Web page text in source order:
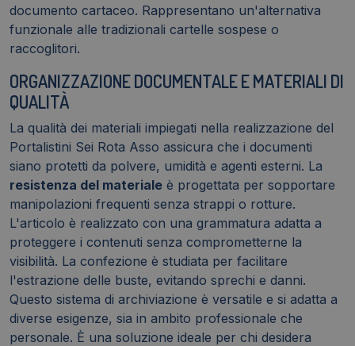
documento cartaceo. Rappresentano un'alternativa
funzionale alle tradizionali cartelle sospese o
raccoglitori.
ORGANIZZAZIONE DOCUMENTALE E MATERIALI DI
QUALITÀ
La qualità dei materiali impiegati nella realizzazione del
Portalistini Sei Rota Asso assicura che i documenti
siano protetti da polvere, umidità e agenti esterni. La
resistenza del materiale è progettata per sopportare
manipolazioni frequenti senza strappi o rotture.
L'articolo è realizzato con una grammatura adatta a
proteggere i contenuti senza comprometterne la
visibilità. La confezione è studiata per facilitare
l'estrazione delle buste, evitando sprechi e danni.
Questo sistema di archiviazione è versatile e si adatta a
diverse esigenze, sia in ambito professionale che
personale. È una soluzione ideale per chi desidera